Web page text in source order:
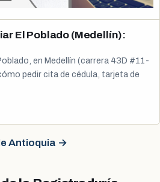
El Poblado (Medellín):
en Medellín (carrera 43D #11-
pedir cita de cédula, tarjeta de
Antioquia →